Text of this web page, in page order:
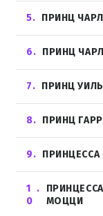
5 ПРИНЦ
6 ПРИНЦ
7 ПРИНЦ
8 ПРИНЦ
9
1
0
МОЦЦИ